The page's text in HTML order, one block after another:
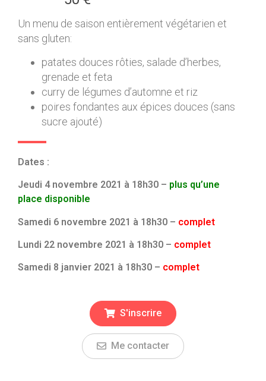
Un menu de saison entièrement végétarien et
sans gluten:
patates douces rôties, salade d’herbes,
grenade et feta
curry de légumes d’automne et riz
poires fondantes aux épices douces (sans
sucre ajouté)
Dates :
Jeudi 4 novembre 2021 à 18h30 – plus qu’une
place disponible
Samedi 6 novembre 2021 à 18h30 – complet
Lundi 22 novembre 2021 à 18h30 – complet
Samedi 8 janvier 2021 à 18h30 – complet
S'inscrire
Me contacter